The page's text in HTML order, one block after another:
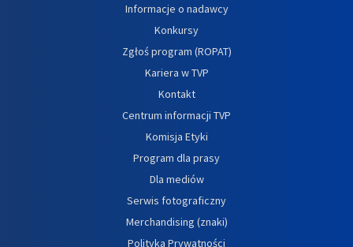
Informacje o nadawcy
Konkursy
Zgłoś program (ROPAT)
Kariera w TVP
Kontakt
Centrum informacji TVP
Komisja Etyki
Program dla prasy
Dla mediów
Serwis fotograficzny
Merchandising (znaki)
Polityka Prywatności